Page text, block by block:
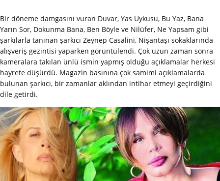
Bir döneme damgasını vuran Duvar, Yas Uykusu, Bu Yaz, Bana
Yarın Sor, Dokunma Bana, Ben Böyle ve Nilüfer, Ne Yapsam gibi
şarkılarla tanınan şarkıcı Zeynep Casalini, Nişantaşı sokaklarında
alışveriş gezintisi yaparken görüntülendi. Çok uzun zaman sonra
kameralara takılan ünlü ismin yapmış olduğu açıklamalar herkesi
hayrete düşürdü. Magazin basınına çok samimi açıklamalarda
bulunan şarkıcı, bir zamanlar aklından intihar etmeyi geçirdiğini
dile getirdi.